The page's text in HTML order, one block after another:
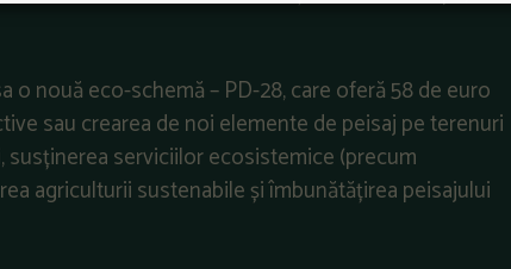
o nouă eco-schemă – PD-28, care oferă 58 de euro
sau crearea de noi elemente de peisaj pe terenuri
susținerea serviciilor ecosistemice (precum
agriculturii sustenabile și îmbunătățirea peisajului